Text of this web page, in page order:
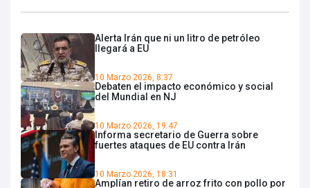
Alerta Irán que ni un litro de petróleo
llegará a EU
10 Marzo 2026, 8:37
Debaten el impacto económico y social
del Mundial en NJ
10 Marzo 2026, 19:47
Informa secretario de Guerra sobre
fuertes ataques de EU contra Irán
10 Marzo 2026, 18:31
Amplían retiro de arroz frito con pollo por